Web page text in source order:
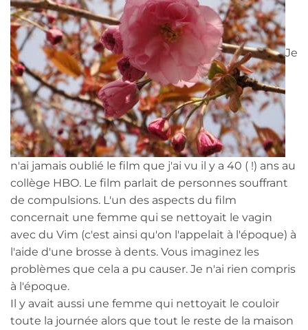
Je
n'ai jamais oublié le film que j'ai vu il y a 40 ( !) ans au
collège HBO. Le film parlait de personnes souffrant
de compulsions. L'un des aspects du film
concernait une femme qui se nettoyait le vagin
avec du Vim (c'est ainsi qu'on l'appelait à l'époque) à
l'aide d'une brosse à dents. Vous imaginez les
problèmes que cela a pu causer. Je n'ai rien compris
à l'époque.
Il y avait aussi une femme qui nettoyait le couloir
toute la journée alors que tout le reste de la maison